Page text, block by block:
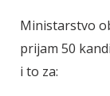
Ministarstvo
prijam 50
i to za: